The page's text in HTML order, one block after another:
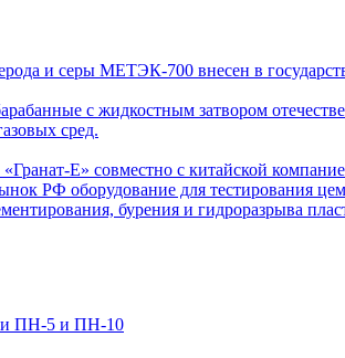
и серы МЕТЭК-700 внесен в
с жидкостным затвором
сред.
Е» совместно с китайской
РФ оборудование для тестирования
бурения и гидроразрыва
ПН-5 и ПН-10